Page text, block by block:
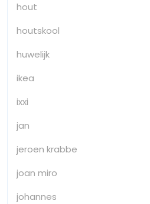
hout
houtskool
huwelijk
ikea
ixxi
jan
jeroen krabbe
joan miro
johannes